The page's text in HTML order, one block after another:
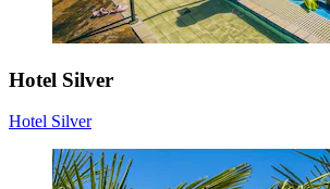
Hotel Silver
Hotel Silver